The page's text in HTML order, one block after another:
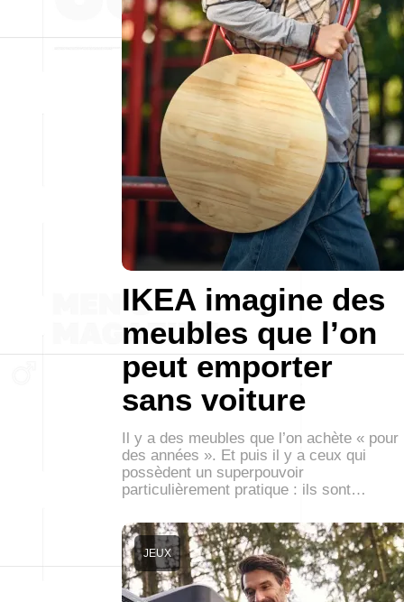
IKEA imagine des
meubles que l’on
peut emporter
sans voiture
Il y a des meubles que l’on achète « pour
des années ». Et puis il y a ceux qui
possèdent un superpouvoir
particulièrement pratique : ils sont…
JEUX